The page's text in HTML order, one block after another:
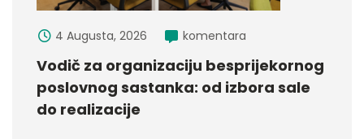
4 Augusta, 2026 komentara
Vodič za organizaciju besprijekornog
poslovnog sastanka: od izbora sale
do realizacije